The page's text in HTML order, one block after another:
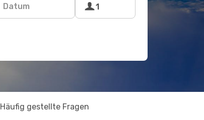
Datum 1
Häufig gestellte Fragen